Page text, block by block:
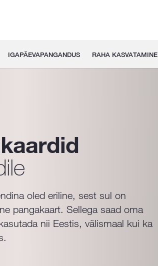
IGAPÄEVAPANGANDUS RAHA KASVATAMINE
oled eriline, sest sul on
pangakaart. Sellega saad oma
nii Eestis, välismaal kui ka